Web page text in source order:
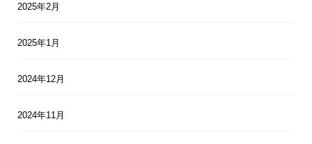
2025年2月
2025年1月
2024年12月
2024年11月